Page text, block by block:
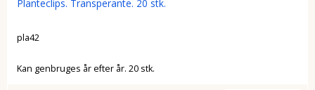
Planteclips. Transperante. 20 stk.
pla42
Kan genbruges år efter år. 20 stk.